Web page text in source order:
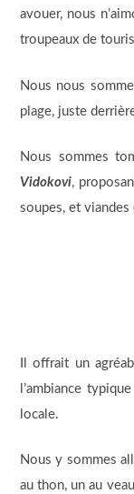
avouer, nous
troupeaux de
Nous nous
plage, juste
Nous sommes
Vidokovi,
soupes, et viandes
Il offrait un
l’ambiance typique
locale.
Nous y sommes
au thon, un au